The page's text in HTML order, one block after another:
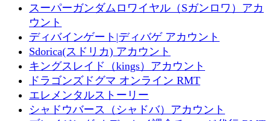
スーパーガンダムロワイヤル（Sガンロワ）アカ
ウント
ディバインゲート|ディバゲ アカウント
Sdorica(スドリカ) アカウント
キングスレイド（kings）アカウント
ドラゴンズドグマ オンライン RMT
エレメンタルストーリー
シャドウバース（シャドバ）アカウント